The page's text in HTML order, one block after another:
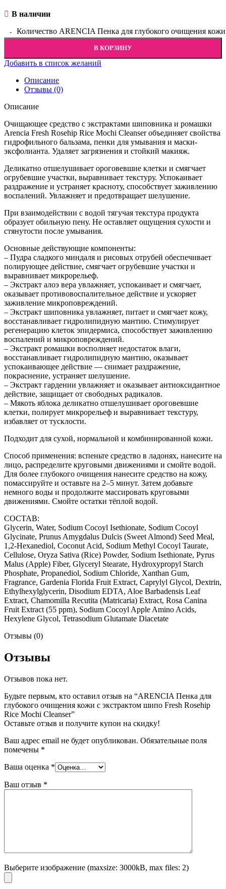
В наличии
Количество ARENCIA Пенка для глубокого очищения
В КОРЗИНУ
Добавить в список желаний
Описание
Отзывы (0)
Описание
Очищающее средство с экстрактами шиповника и ромашки
Arencia Fresh Rosehip Rice Mochi Cleanser объединяет свойства
гидрофильного бальзама, пенки для умывания и маски-
эксфолианта. Удаляет загрязнения и стойкий макияж.
Деликатно отшелушивает ороговевшие клетки и смягчает
огрубевшие участки, выравнивает текстуру. Успокаивает
раздражение и устраняет красноту, способствует заживлению
воспалений. Увлажняет и предотвращает шелушение.
При взаимодействии с водой тягучая текстура продукта
образует обильную пену. Не оставляет ощущения сухости и
стянутости после умывания.
Основные действующие компоненты:
– Пудра сладкого миндаля и рисовых отрубей обеспечивает
полирующее действие, смягчает огрубевшие участки и
выравнивает микрорельеф.
– Экстракт алоэ вера увлажняет, успокаивает и смягчает,
оказывает противовоспалительное действие и ускоряет
заживление микроповреждений.
– Экстракт шиповника увлажняет, питает и смягчает кожу,
восстанавливает гидролипидную мантию. Стимулирует
регенерацию клеток эпидермиса, способствует заживлению
воспалений и микроповреждений.
– Экстракт ромашки восполняет недостаток влаги,
восстанавливает гидролипидную мантию, оказывает
успокаивающее действие — снимает раздражение,
покраснение, устраняет шелушение.
– Экстракт гардении увлажняет и оказывает антиоксидантное
действие, защищает от свободных радикалов.
– Мякоть яблока деликатно отшелушивает ороговевшие
клетки, полирует микрорельеф и выравнивает текстуру,
избавляет от тусклости.
Подходит для сухой, нормальной и комбинированной кожи.
Способ применения: вспеньте средство в ладонях, нанесите на
лицо, распределите круговыми движениями и смойте водой.
Для более глубокого очищения нанесите средство на кожу,
помассируйте и оставьте на 2–5 минут. Затем добавьте
немного воды и продолжите массировать круговыми
движениями. Смойте остатки тёплой водой.
СОСТАВ:
Glycerin, Water, Sodium Cocoyl Isethionate, Sodium Cocoyl
Glycinate, Prunus Amygdalus Dulcis (Sweet Almond) Seed Meal,
1,2-Hexanediol, Coconut Acid, Sodium Methyl Cocoyl Taurate,
Cellulose, Oryza Sativa (Rice) Powder, Sodium Isethionate, Pyrus
Malus (Apple) Fiber, Glyceryl Stearate, Hydroxypropyl Starch
Phosphate, Propanediol, Sodium Chloride, Xanthan Gum,
Fragrance, Gardenia Florida Fruit Extract, Caprylyl Glycol, Dextrin,
Ethylhexylglycerin, Disodium EDTA, Aloe Barbadensis Leaf
Extract, Chamomilla Recutita (Matricaria) Extract, Rosa Canina
Fruit Extract (55 ppm), Sodium Cocoyl Apple Amino Acids,
Hexylene Glycol, Tetrasodium Glutamate Diacetate
Отзывы (0)
Отзывы
Отзывов пока нет.
Будьте первым, кто оставил отзыв на “ARENCIA Пенка для
глубокого очищения кожи с экстрактом шипо Fresh Rosehip
Rice Mochi Cleanser”
Оставьте отзыв и получите купон на скидку!
Ваш адрес email не будет опубликован. Обязательные поля
помечены *
Ваша оценка *
Ваш отзыв *
Выберите изображение (maxsize: 3000kB, max files: 2)